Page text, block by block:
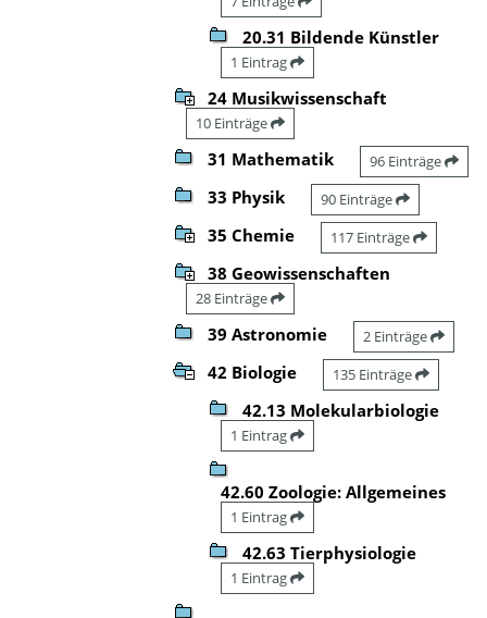
20.31 Bildende Künstler
1 Eintrag
24 Musikwissenschaft
10 Einträge
31 Mathematik 96 Einträge
33 Physik 90 Einträge
35 Chemie 117 Einträge
38 Geowissenschaften
28 Einträge
39 Astronomie 2 Einträge
42 Biologie 135 Einträge
42.13 Molekularbiologie
1 Eintrag
42.60 Zoologie: Allgemeines
1 Eintrag
42.63 Tierphysiologie
1 Eintrag